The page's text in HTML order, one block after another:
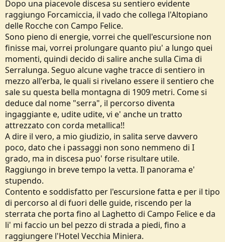
Dopo una piacevole discesa su sentiero evidente
raggiungo Forcamiccia, il vado che collega l'Altopiano
delle Rocche con Campo Felice.
Sono pieno di energie, vorrei che quell'escursione non
finisse mai, vorrei prolungare quanto piu' a lungo quei
momenti, quindi decido di salire anche sulla Cima di
Serralunga. Seguo alcune vaghe tracce di sentiero in
mezzo all'erba, le quali si rivelano essere il sentiero che
sale su questa bella montagna di 1909 metri. Come si
deduce dal nome "serra", il percorso diventa
ingaggiante e, udite udite, vi e' anche un tratto
attrezzato con corda metallica!!
A dire il vero, a mio giudizio, in salita serve davvero
poco, dato che i passaggi non sono nemmeno di I
grado, ma in discesa puo' forse risultare utile.
Raggiungo in breve tempo la vetta. Il panorama e'
stupendo.
Contento e soddisfatto per l'escursione fatta e per il tipo
di percorso al di fuori delle guide, riscendo per la
sterrata che porta fino al Laghetto di Campo Felice e da
li' mi faccio un bel pezzo di strada a piedi, fino a
raggiungere l'Hotel Vecchia Miniera.